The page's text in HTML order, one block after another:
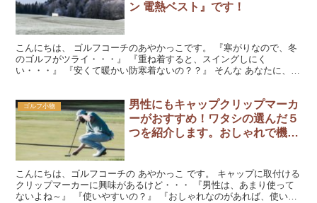
ン 電熱ベスト』です！
こんにちは、 ゴルフコーチのあやかっこです。 『寒がりなので、冬
のゴルフがツライ・・・』 『重ね着すると、スイングしにく
い・・・』 『安くて暖かい防寒着ないの？？』 そんな あなたに、読
ゴルフ小物
男性にもキャップクリップマーカ
ーがおすすめ！ワタシの選んだ５
つを紹介します。おしゃれで機能
こんにちは、ゴルフコーチの あやかっこ です。 キャップに取付ける
クリップマーカーに興味があるけど・・・ 『男性は、あまり使って
ないよね～』 『使いやすいの？』 『おしゃれなのがあれば、使いた